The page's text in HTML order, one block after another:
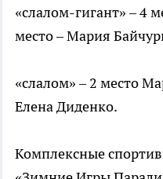
«слалом-гигант» – 4
место – Мария
«слалом» – 2 место
Елена Диденко.
Комплексные